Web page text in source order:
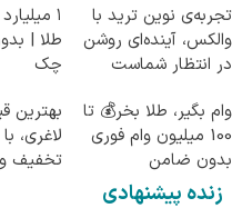
تجربه‌ی نوین ترید با
والکس، آینده‌ای روشن
در انتظار شماست
۱
طلا |
چک
وام بگیر، طلا بخر💰 تا
100 میلیون وام فوری
بدون ضامن
بهترین
تخفیف و
زنده پیشنهادی